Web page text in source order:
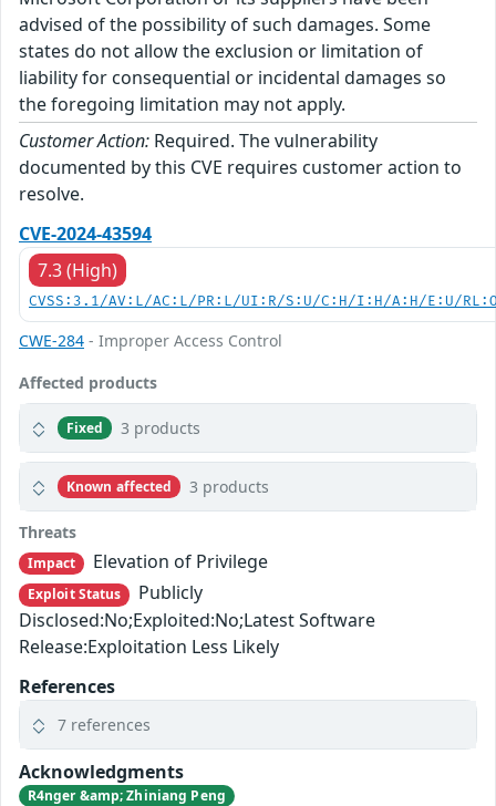
advised of the possibility of such damages. Some
states do not allow the exclusion or limitation of
liability for consequential or incidental damages so
the foregoing limitation may not apply.
Customer Action: Required. The vulnerability
documented by this CVE requires customer action to
resolve.
CVE-2024-43594
7.3 (High)
CVSS:3.1/AV:L/AC:L/PR:L/UI:R/S:U/C:H/I:H/A:H/E:U/
CWE-284 - Improper Access Control
Affected products
Fixed 3 products
Known affected 3 products
Threats
Impact Elevation of Privilege
Exploit Status
Publicly
Disclosed:No;Exploited:No;Latest Software
Release:Exploitation Less Likely
References
7 references
Acknowledgments
R4nger &amp; Zhiniang Peng